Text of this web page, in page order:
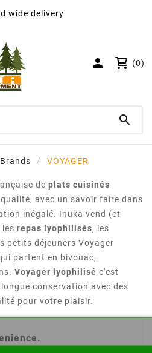
wide delivery
 (0)

Brands VOYAGER
de plats cuisinés
avec un savoir faire dans
inégalé. Inuka vend (et
les repas lyophilisés, les
petits déjeuners Voyager
partent en bivouac,
Voyager lyophilisé c'est
conservation avec des
pour votre plaisir.